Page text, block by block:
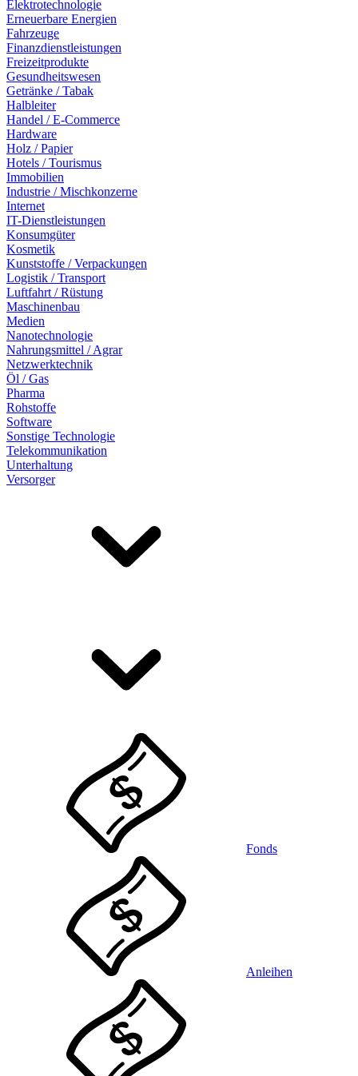
Elektrotechnologie
Erneuerbare Energien
Fahrzeuge
Finanzdienstleistungen
Freizeitprodukte
Gesundheitswesen
Getränke / Tabak
Halbleiter
Handel / E-Commerce
Hardware
Holz / Papier
Hotels / Tourismus
Immobilien
Industrie / Mischkonzerne
Internet
IT-Dienstleistungen
Konsumgüter
Kosmetik
Kunststoffe / Verpackungen
Logistik / Transport
Luftfahrt / Rüstung
Maschinenbau
Medien
Nanotechnologie
Nahrungsmittel / Agrar
Netzwerktechnik
Öl / Gas
Pharma
Rohstoffe
Software
Sonstige Technologie
Telekommunikation
Unterhaltung
Versorger
Fonds
Anleihen